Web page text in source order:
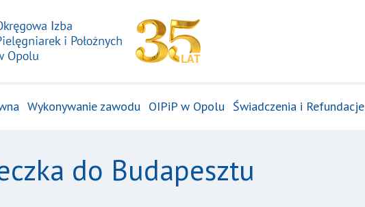
Wykonywanie zawodu OIPiP w Opolu Świadczenia i Refundacje
do Budapesztu